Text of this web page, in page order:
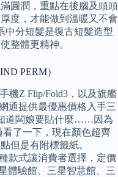
圓潤，重點在後腦及頭頭
度，才能做到溫暖又不會
中分短髮是復古短髮造型
整體更精神。
PERM）
機Z Flip/Fold3，以及旗艦
通提供最優惠價格入手三
道闆娘要貼什麼……因為
了一下，現在顏色超齊
但是有附標籤紙。
款式讓消費者選擇，定價
體驗館、三星智慧館、三